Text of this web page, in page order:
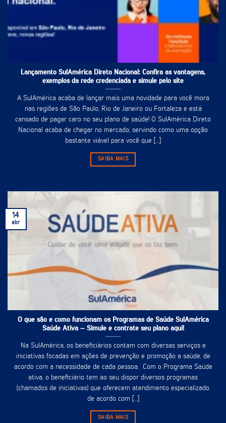
Lançamento SulAmérica Direto Nacional: Confira as vantagens,
exemplos da rede credenciada e simule pelo site
A SulAmérica acaba de lançar mais uma novidade para você mora
nas regiões de São Paulo, Rio de Janeiro ou Fortaleza e está
cansado de pagar caro no seu plano de saúde! O SulAmérica Direto
Nacional acaba de chegar no mercado, servindo como uma opção
bastante viável para você que [...]
SAIBA MAIS
O que são e como funcionam os Programas de Saúde SulAmérica
Saúde Ativa – Simule e contrate seu plano aqui!
Na SulAmérica, os beneficiários contam com diversas serviços e
iniciativas focadas em ações de prevenção e promoção a saúde, de
acordo com a necessidade de cada pessoa. Com o Programa Saúde
ativa, o beneficiário tem ao seu dispor diversos programas
(chamados de iniciativas) que oferecem atendimento especializado
de acordo com [...]
SAIBA MAIS
14
abr